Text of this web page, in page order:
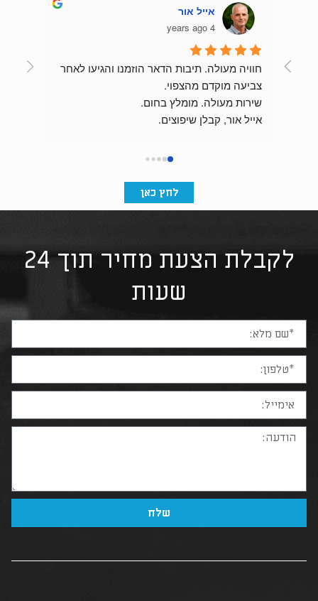
אייל אור
4 years ago
צביעה מוקדם מהצפוי.
שירות מעולה. מומלץ בחום.
אייל אור, קבלן שיפוצים.
לחץ כאן
לקבלת הצעת מחיר תוך 24
שעות
שלח